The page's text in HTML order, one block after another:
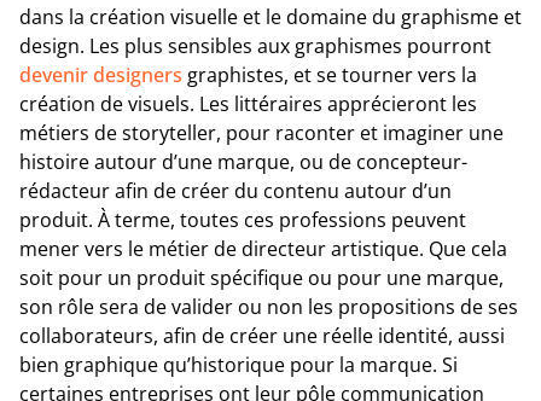
dans la création visuelle et le domaine du graphisme et
design. Les plus sensibles aux graphismes pourront
devenir designers graphistes, et se tourner vers la
création de visuels. Les littéraires apprécieront les
métiers de storyteller, pour raconter et imaginer une
histoire autour d’une marque, ou de concepteur-
rédacteur afin de créer du contenu autour d’un
produit. À terme, toutes ces professions peuvent
mener vers le métier de directeur artistique. Que cela
soit pour un produit spécifique ou pour une marque,
son rôle sera de valider ou non les propositions de ses
collaborateurs, afin de créer une réelle identité, aussi
bien graphique qu’historique pour la marque. Si
certaines entreprises ont leur pôle communication